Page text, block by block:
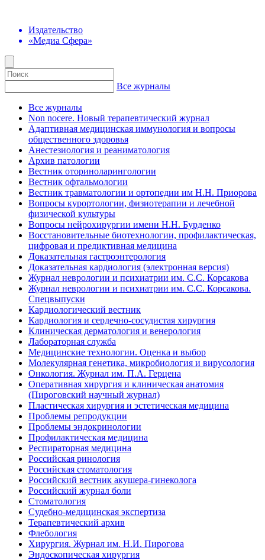
Издательство
«Медиа Сфера»
Все журналы
Все журналы
Non nocere. Новый терапевтический журнал
Адаптивная медицинская иммунология и вопросы
общественного здоровья
Анестезиология и реаниматология
Архив патологии
Вестник оториноларингологии
Вестник офтальмологии
Вестник травматологии и ортопедии им Н.Н. Приорова
Вопросы курортологии, физиотерапии и лечебной
физической культуры
Вопросы нейрохирургии имени Н.Н. Бурденко
Восстановительные биотехнологии, профилактическая,
цифровая и предиктивная медицина
Доказательная гастроэнтерология
Доказательная кардиология (электронная версия)
Журнал неврологии и психиатрии им. С.С. Корсакова
Журнал неврологии и психиатрии им. С.С. Корсакова.
Спецвыпуски
Кардиологический вестник
Кардиология и сердечно-сосудистая хирургия
Клиническая дерматология и венерология
Лабораторная служба
Медицинские технологии. Оценка и выбор
Молекулярная генетика, микробиология и вирусология
Онкология. Журнал им. П.А. Герцена
Оперативная хирургия и клиническая анатомия
(Пироговский научный журнал)
Пластическая хирургия и эстетическая медицина
Проблемы репродукции
Проблемы эндокринологии
Профилактическая медицина
Респираторная медицина
Российская ринология
Российская стоматология
Российский вестник акушера-гинеколога
Российский журнал боли
Стоматология
Судебно-медицинская экспертиза
Терапевтический архив
Флебология
Хирургия. Журнал им. Н.И. Пирогова
Эндоскопическая хирургия